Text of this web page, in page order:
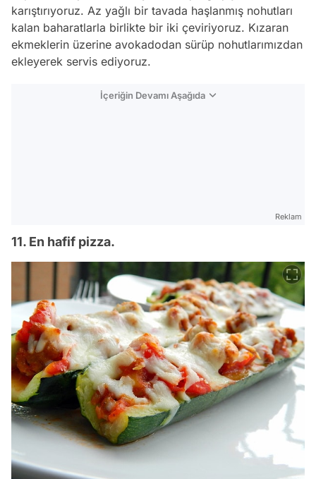
karıştırıyoruz. Az yağlı bir tavada haşlanmış nohutları
kalan baharatlarla birlikte bir iki çeviriyoruz. Kızaran
ekmeklerin üzerine avokadodan sürüp nohutlarımızdan
ekleyerek servis ediyoruz.
İçeriğin Devamı Aşağıda
Reklam
11. En hafif pizza.